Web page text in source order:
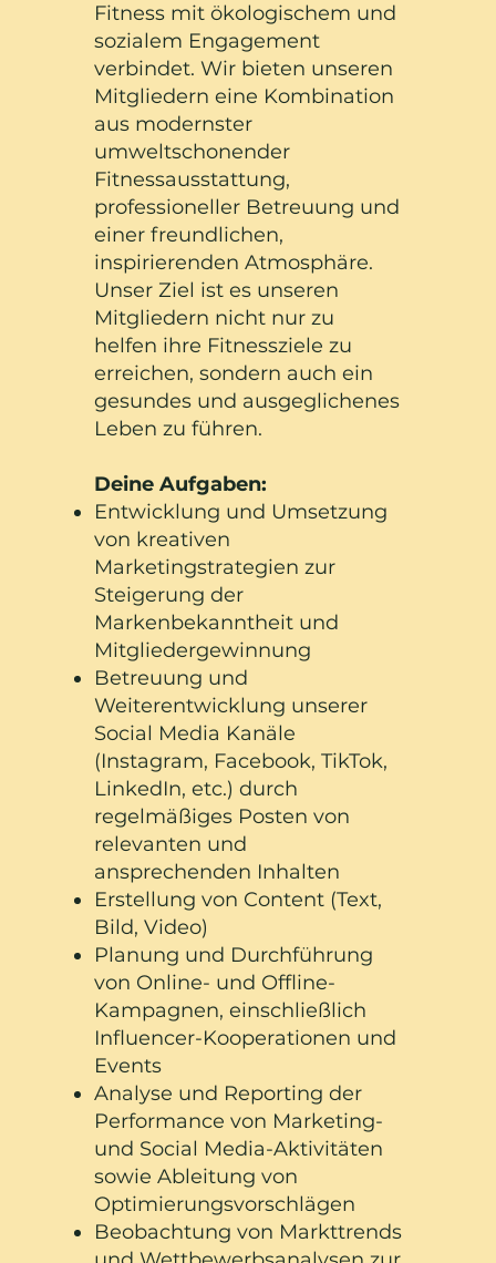
Fitness mit ökologischem und
sozialem Engagement
verbindet. Wir bieten unseren
Mitgliedern eine Kombination
aus modernster
umweltschonender
Fitnessausstattung,
professioneller Betreuung und
einer freundlichen,
inspirierenden Atmosphäre.
Unser Ziel ist es unseren
Mitgliedern nicht nur zu
helfen ihre Fitnessziele zu
erreichen, sondern auch ein
gesundes und ausgeglichenes
Leben zu führen.
Deine Aufgaben:
Entwicklung und Umsetzung
von kreativen
Marketingstrategien zur
Steigerung der
Markenbekanntheit und
Mitgliedergewinnung
Betreuung und
Weiterentwicklung unserer
Social Media Kanäle
(Instagram, Facebook, TikTok,
LinkedIn, etc.) durch
regelmäßiges Posten von
relevanten und
ansprechenden Inhalten
Erstellung von Content (Text,
Bild, Video)
Planung und Durchführung
von Online- und Offline-
Kampagnen, einschließlich
Influencer-Kooperationen und
Events
Analyse und Reporting der
Performance von Marketing-
und Social Media-Aktivitäten
sowie Ableitung von
Optimierungsvorschlägen
Beobachtung von Markttrends